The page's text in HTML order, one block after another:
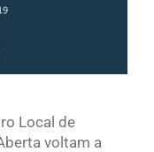
Local de
voltam a